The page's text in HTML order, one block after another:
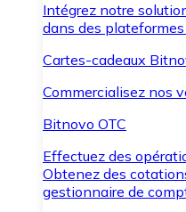
Intégrez notre
dans des
Cartes-cadeaux
Commercialisez nos
Bitnovo OTC
Effectuez des
Obtenez des
gestionnaire de